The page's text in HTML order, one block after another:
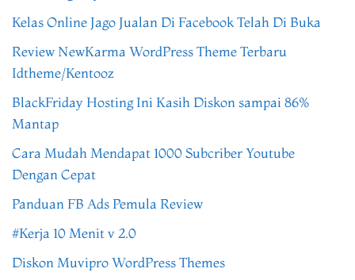
Kelas Online Jago Jualan Di Facebook Telah Di Buka
Review NewKarma WordPress Theme Terbaru
Idtheme/Kentooz
BlackFriday Hosting Ini Kasih Diskon sampai 86%
Mantap
Cara Mudah Mendapat 1000 Subcriber Youtube
Dengan Cepat
Panduan FB Ads Pemula Review
#Kerja 10 Menit v 2.0
Diskon Muvipro WordPress Themes